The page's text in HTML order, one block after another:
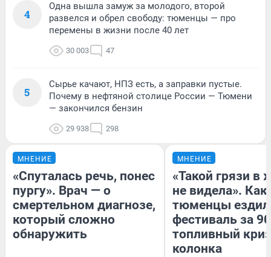
4
Одна вышла замуж за молодого, второй
развелся и обрел свободу: тюменцы — про
перемены в жизни после 40 лет
30 003 47
5
Сырье качают, НПЗ есть, а заправки пустые.
Почему в нефтяной столице России — Тюмени
— закончился бензин
29 938 298
МНЕНИЕ
«Спуталась речь, понес
пургу». Врач — о
смертельном диагнозе,
который сложно
обнаружить
МНЕНИЕ
«Такой грязи в
не видела». Как
тюменцы
фестиваль за
топливный
колонка